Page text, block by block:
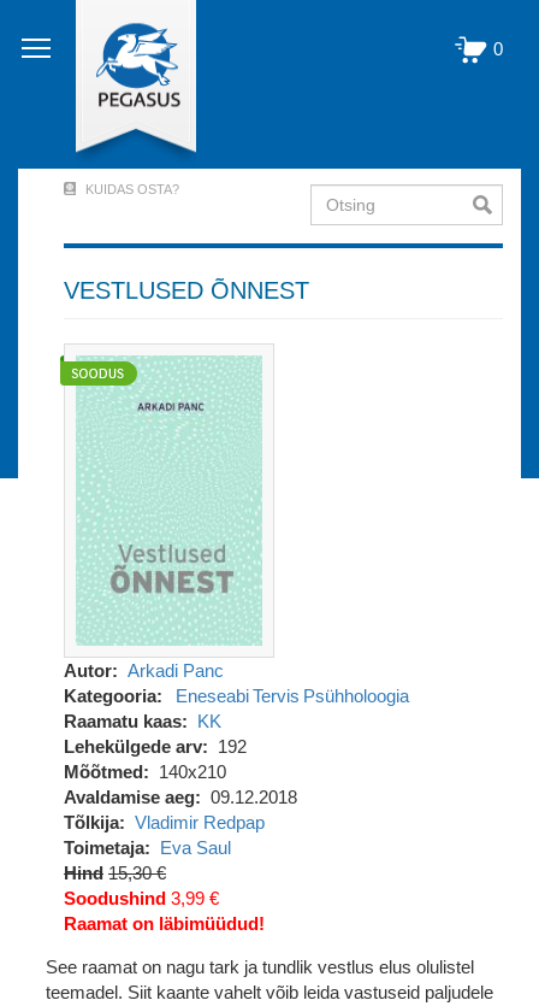
edasi
põhisisu
0
Account
Menu
out)
KUIDAS OSTA? Otsing
VESTLUSED ÕNNEST
Autor
Arkadi Panc
Kategooria
Eneseabi Tervis Psühholoogia
Raamatu kaas
KK
Lehekülgede arv
192
Mõõtmed
140x210
Avaldamise aeg
09.12.2018
Tõlkija
Vladimir Redpap
Toimetaja
Eva Saul
Hind 15,30 €
Soodushind 3,99 €
Raamat on läbimüüdud!
See raamat on nagu tark ja tundlik vestlus elus olulistel
teemadel. Siit kaante vahelt võib leida vastuseid paljudele